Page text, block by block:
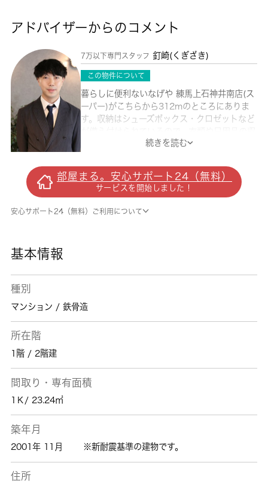
アドバイザーからのコメント
7万以下専門スタッフ 釘崎(くぎざき)
この物件について
暮らしに便利ないなげや 練馬上石神井南店(ス
ーパー)がこちらから312mのところにありま
す。収納はシューズボックス・クロゼットなど
納に重宝します。室内設備はBS・エアコンな
ックと玄関の鍵で二重にロックできるのでより
安全に暮らせます。共用部には宅配ボックス・
ゴミ出し24時間OKなどが揃っております。築
24年の物件です。練馬区や西武新宿線上石神
続きを読む
部屋まる。安心サポート24（無料）
サービスを開始しました！
安心サポート24（無料）ご利用について
基本情報
種別
マンション / 鉄骨造
所在階
1階 / 2階建
間取り・専有面積
1Ｋ/ 23.24㎡
築年月
2001年 11月 ※新耐震基準の建物です。
住所